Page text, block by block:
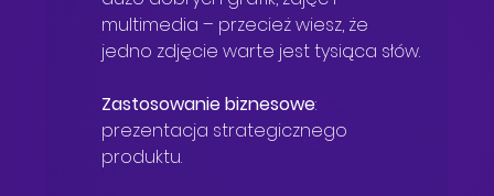
multimedia – przecież wiesz, że
jedno zdjęcie warte jest tysiąca słów.
Zastosowanie biznesowe:
prezentacja strategicznego
produktu.